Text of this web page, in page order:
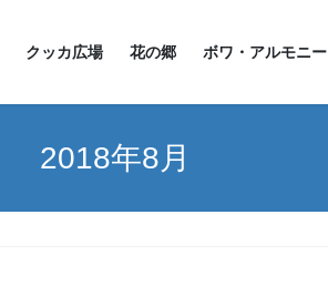
クッカ広場 花の郷 ボワ・アルモニー
2018年8月